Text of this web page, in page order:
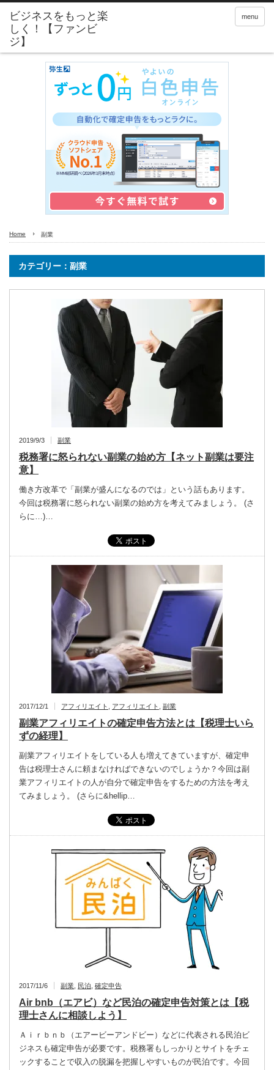
menu
Home 副業
カテゴリー：副業
2019/9/3 副業
税務署に怒られない副業の始め方【ネット副業は要注
意】
働き方改革で「副業が盛んになるのでは」という話もあります。
今回は税務署に怒られない副業の始め方を考えてみましょう。 (さ
らに…)…
2017/12/1 アフィリエイト アフィリエイト 副業
副業アフィリエイトの確定申告方法とは【税理士いら
ずの経理】
副業アフィリエイトをしている人も増えてきていますが、確定申
告は税理士さんに頼まなければできないのでしょうか？今回は副
業アフィリエイトの人が自分で確定申告をするための方法を考え
てみましょう。 (さらに&hellip…
2017/11/6 副業 民泊 確定申告
Air bnb（エアビ）など民泊の確定申告対策とは【税
理士さんに相談しよう】
Ａｉｒｂｎｂ（エアービーアンドビー）などに代表される民泊ビ
ジネスも確定申告が必要です。税務署もしっかりとサイトをチェ
ックすることで収入の脱漏を把握しやすいものが民泊です。今回